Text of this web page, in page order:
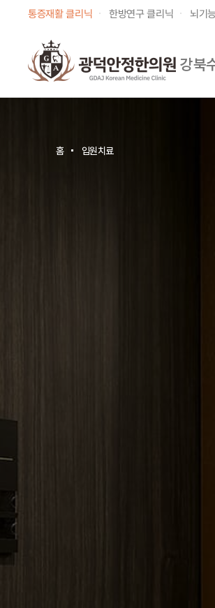
통증재활 클리닉 한방연구 클리닉 뇌기
강북
홈 입원치료